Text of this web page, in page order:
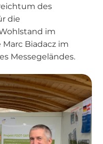
des
die
im
Biadacz im
Messegeländes.